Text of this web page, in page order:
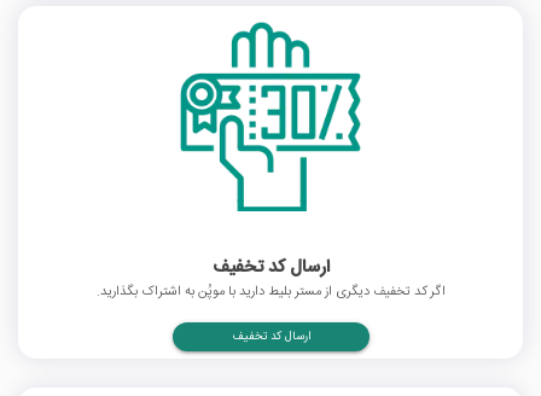
ارسال کد تخفیف
اگر کد تخفیف دیگری از مستر بلیط دارید با موپُن به اشتراک بگذارید.
ارسال کد تخفیف